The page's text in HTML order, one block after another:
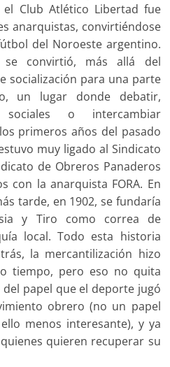
el Club Atlético Libertad fue
anarquistas, convirtiéndose
del Noroeste argentino.
se convirtió, más allá del
socialización para una parte
un lugar donde debatir,
sociales o intercambiar
primeros años del pasado
muy ligado al Sindicato
de Obreros Panaderos
con la anarquista FORA. En
tarde, en 1902, se fundaría
y Tiro como correa de
local. Todo esta historia
la mercantilización hizo
tiempo, pero eso no quita
papel que el deporte jugó
obrero (no un papel
menos interesante), y ya
quieren recuperar su